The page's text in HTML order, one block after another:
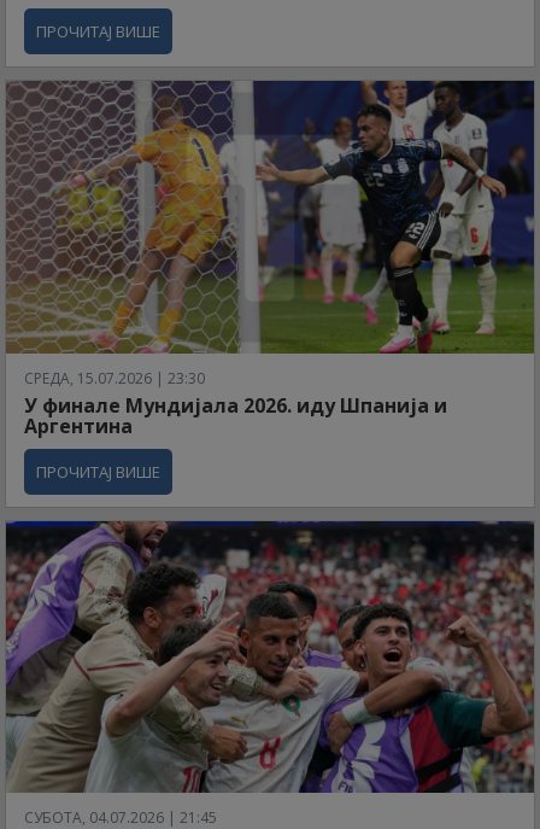
ПРОЧИТАЈ ВИШЕ
СРЕДА, 15.07.2026 | 23:30
У финале Мундијала 2026. иду Шпанија и
Аргентина
ПРОЧИТАЈ ВИШЕ
СУБОТА, 04.07.2026 | 21:45